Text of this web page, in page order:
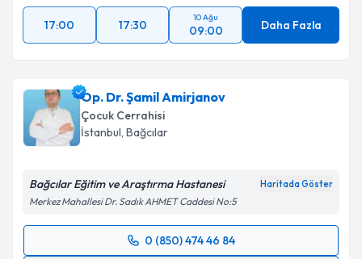
17:00 17:30
10 Ağu
09:00 Daha Fazla
Op. Dr. Şamil Amirjanov
Çocuk Cerrahisi
İstanbul, Bağcılar
Bağcılar Eğitim ve Araştırma Hastanesi Haritada Göster
Merkez Mahallesi Dr. Sadık AHMET Caddesi No:5
0 (850) 474 46 84
Randevu Takvimi Talebi